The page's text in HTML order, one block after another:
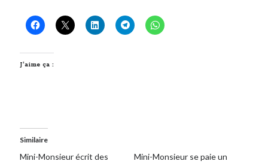
Proust
Sons
Tavukoi
J’aime ça :
Similaire
Mini-Monsieur écrit des
Mini-Monsieur se paie un